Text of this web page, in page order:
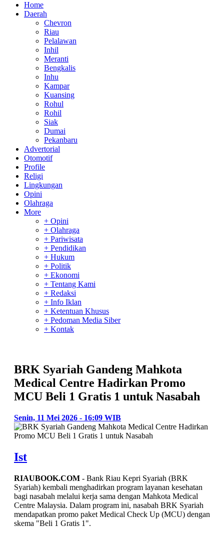
Home
Daerah
Chevron
Riau
Pelalawan
Inhil
Meranti
Bengkalis
Inhu
Kampar
Kuansing
Rohul
Rohil
Siak
Dumai
Pekanbaru
Advertorial
Otomotif
Profile
Religi
Lingkungan
Opini
Olahraga
More
+ Opini
+ Olahraga
+ Pariwisata
+ Pendidikan
+ Hukum
+ Politik
+ Ekonomi
+ Tentang Kami
+ Redaksi
+ Info Iklan
+ Ketentuan Khusus
+ Pedoman Media Siber
+ Kontak
BRK Syariah Gandeng Mahkota
Medical Centre Hadirkan Promo
MCU Beli 1 Gratis 1 untuk Nasabah
Senin, 11 Mei 2026 - 16:09 WIB
Ist
RIAUBOOK.COM - Bank Riau Kepri Syariah (BRK
Syariah) kembali menghadirkan program layanan kesehatan
bagi nasabah melalui kerja sama dengan Mahkota Medical
Centre Malaysia. Dalam program ini, nasabah BRK Syariah
mendapatkan promo paket Medical Check Up (MCU) dengan
skema "Beli 1 Gratis 1".